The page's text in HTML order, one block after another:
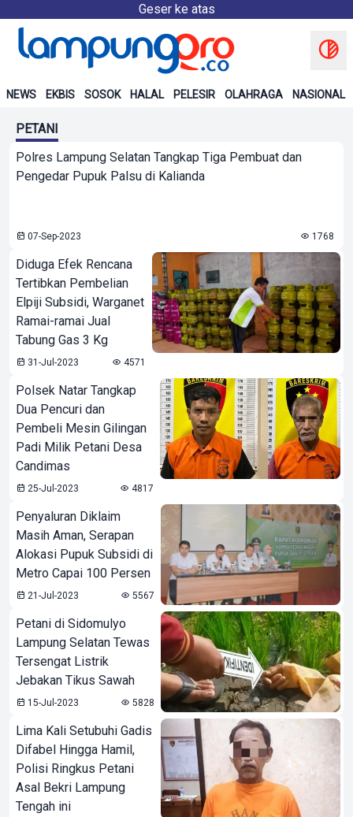
Geser ke atas
NEWS EKBIS SOSOK HALAL PELESIR OLAHRAGA NASIONAL
PETANI
Polres Lampung Selatan Tangkap Tiga Pembuat dan
Pengedar Pupuk Palsu di Kalianda
07-Sep-2023 1768
Diduga Efek Rencana
Tertibkan Pembelian
Elpiji Subsidi, Warganet
Ramai-ramai Jual
Tabung Gas 3 Kg
31-Jul-2023 4571
Polsek Natar Tangkap
Dua Pencuri dan
Pembeli Mesin Gilingan
Padi Milik Petani Desa
Candimas
25-Jul-2023 4817
Penyaluran Diklaim
Masih Aman, Serapan
Alokasi Pupuk Subsidi di
Metro Capai 100 Persen
21-Jul-2023 5567
Petani di Sidomulyo
Lampung Selatan Tewas
Tersengat Listrik
Jebakan Tikus Sawah
15-Jul-2023 5828
Lima Kali Setubuhi Gadis
Difabel Hingga Hamil,
Polisi Ringkus Petani
Asal Bekri Lampung
Tengah ini